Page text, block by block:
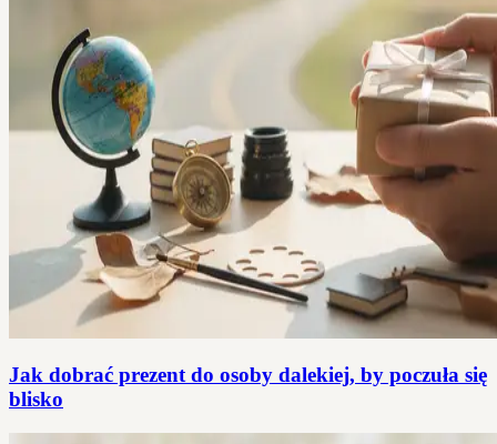
Jak dobrać prezent do osoby dalekiej, by poczuła się
blisko